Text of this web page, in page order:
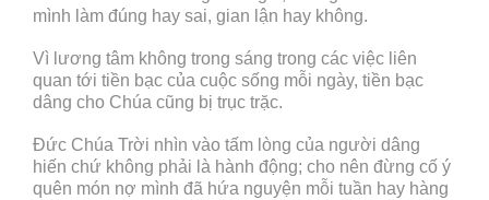
mình làm đúng hay sai, gian lận hay không.
Vì lương tâm không trong sáng trong các việc liên
quan tới tiền bạc của cuộc sống mỗi ngày, tiền bạc
dâng cho Chúa cũng bị trục trặc.
Đức Chúa Trời nhìn vào tấm lòng của người dâng
hiến chứ không phải là hành động; cho nên đừng cố ý
quên món nợ mình đã hứa nguyện mỗi tuần hay hàng